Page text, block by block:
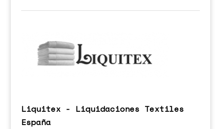
Liquitex - Liquidaciones Textiles
España